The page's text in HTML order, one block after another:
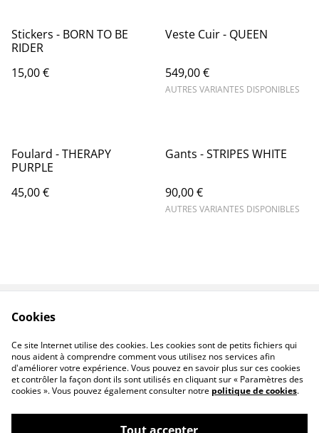
Stickers - BORN TO BE
RIDER
15,00 €
Veste Cuir - QUEEN
549,00 €
AUTRES VARIANTES DISPONIBLES
Foulard - THERAPY
PURPLE
45,00 €
Gants - STRIPES WHITE
90,00 €
AUTRES VARIANTES DISPONIBLES
Politique de
confidentialité
Politique de cookies
Cookies
Ce site Internet utilise des cookies. Les cookies sont de petits fichiers qui
nous aident à comprendre comment vous utilisez nos services afin
d'améliorer votre expérience. Vous pouvez en savoir plus sur ces cookies
et contrôler la façon dont ils sont utilisés en cliquant sur « Paramètres des
cookies ». Vous pouvez également consulter notre politique de cookies.